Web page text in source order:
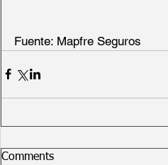
Fuente: Mapfre Seguros
Comments